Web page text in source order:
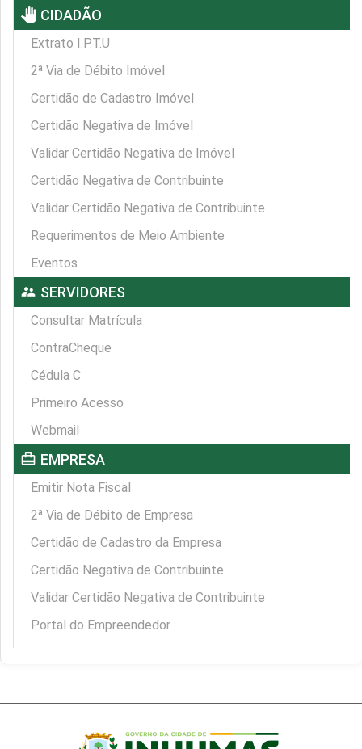
pan_tool CIDADÃO
Extrato I.P.T.U
2ª Via de Débito Imóvel
Certidão de Cadastro Imóvel
Certidão Negativa de Imóvel
Validar Certidão Negativa de Imóvel
Certidão Negativa de Contribuinte
Validar Certidão Negativa de Contribuinte
Requerimentos de Meio Ambiente
Eventos
supervisor_account SERVIDORES
Consultar Matrícula
ContraCheque
Cédula C
Primeiro Acesso
Webmail
card_travel EMPRESA
Emitir Nota Fiscal
2ª Via de Débito de Empresa
Certidão de Cadastro da Empresa
Certidão Negativa de Contribuinte
Validar Certidão Negativa de Contribuinte
Portal do Empreendedor